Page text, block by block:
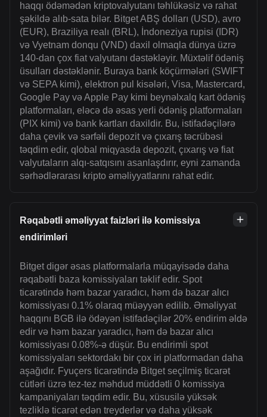
haqqı ödəmədən kriptovalyutanı təhlükəsiz və rahat
şəkildə alıb-sata bilər. Bitget ABŞ dolları (USD), avro
(EUR), Braziliya realı (BRL), İndoneziya rupisi (IDR)
və Vyetnam donqu (VND) daxil olmaqla dünya üzrə
140-dan çox fiat valyutanı dəstəkləyir. Müxtəlif ödəniş
üsulları dəstəklənir. Buraya bank köçürmələri (SWIFT
və SEPA kimi), elektron pul kisələri, Visa, Mastercard,
Google Pay və Apple Pay kimi beynəlxalq kart ödəniş
platformaları, eləcə də əsas yerli ödəniş platformaları
(PIX kimi) və bank kartları daxildir. Bu, istifadəçilərə
daha çevik və sərfəli depozit və çıxarış təcrübəsi
təqdim edir, qlobal miqyasda depozit, çıxarış və fiat
valyutaların alqı-satqısını asanlaşdırır, eyni zamanda
sərhədlərarası kripto əməliyyatlarını rahat edir.
Rəqabətli əməliyyat faizləri ilə komissiya
endirimləri
Bitget digər əsas platformalarla müqayisədə daha
rəqabətli baza komissiyaları təklif edir. Spot
ticarətində həm bazar yaradıcı, həm də bazar alıcı
komissiyası 0.1% olaraq müəyyən edilib. Əməliyyat
haqqını BGB ilə ödəyən istifadəçilər 20% endirim əldə
edir və həm bazar yaradıcı, həm də bazar alıcı
komissiyası 0.08%-ə düşür. Bu endirimli spot
komissiyaları sektordakı bir çox iri platformadan daha
aşağıdır. Fyuçers ticarətində Bitget seçilmiş ticarət
cütləri üzrə tez-tez məhdud müddətli 0 komissiya
kampaniyaları təqdim edir. Bu, xüsusilə yüksək
tezliklə ticarət edən treyderlər və daha yüksək